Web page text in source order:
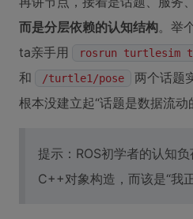
而是分层依赖的认知结构。举
ta亲手用
rosrun turtlesim
和 /turtle1/pose 两个话题
根本没建立起“话题是数据流
提示：ROS初学者的认知
C++对象构造，而该是“我